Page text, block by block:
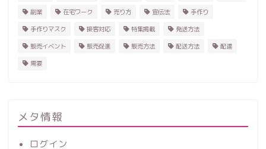
副業 在宅ワーク 売り方 宣伝法 手作り
手作りマスク 接客対応 特集掲載 発送方法
販売イベント 販売促進 販売方法 配送方法 配達
需要
メタ情報
ログイン